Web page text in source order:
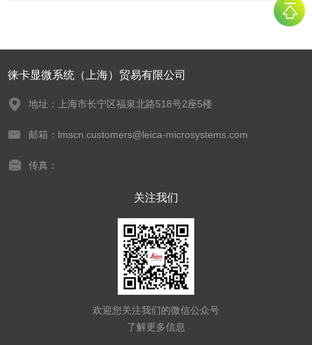
徕卡显微系统（上海）贸易有限公司
地址：上海市长宁区福泉北路518号2座5楼
邮箱：lmscn.customers@leica-microsystems.com
传真：
关注我们
欢迎您关注我们的微信公众号
了解更多信息